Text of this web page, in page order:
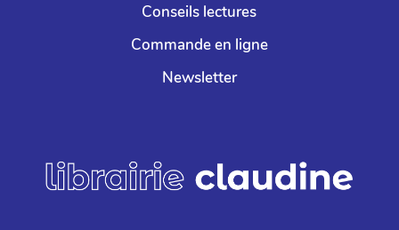
Conseils lectures
Commande en ligne
Newsletter